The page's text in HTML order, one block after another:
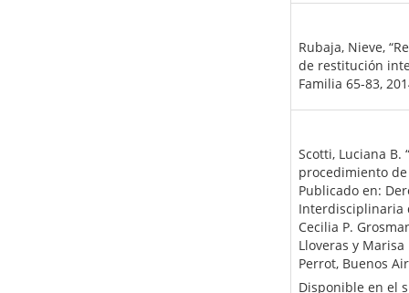
Rubaja, Nieve,
de restitución
Familia 65-83,
Scotti, Luciana B.
procedimiento
Publicado en:
Interdisciplinaria
Cecilia P.
Lloveras y Marisa
Perrot, Buenos
Disponible en el